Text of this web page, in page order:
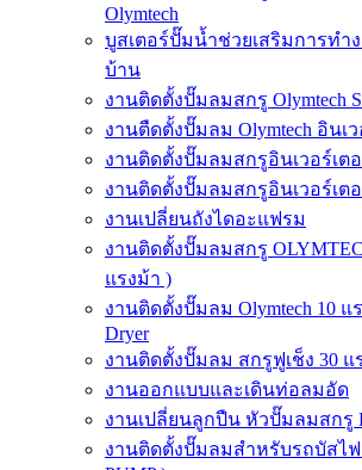
Olymtech
บูสเตอร์ปั๊มน้ำช่วยเสริมการทำ
บ้าน
งานติดตั้งปั๊มลมสกรู Olymtech
งานตืดตั้งปั๊มลม Olymtech อินเ
งานติดตั้งปั๊มลมสกรูอินเวอร์เต
งานติดตั้งปั๊มลมสกรูอินเวอร์เตอ
งานเปลี่ยนถังไดอะแฟรม
งานติดตั้งปั๊มลมสกรู
แรงม้า )
งานติดตั้งปั๊มลม Olymtech 10
Dryer
งานติดตั้งปั๊มลม สกรูฟูเช็ง 30 แ
งานออกแบบและเดินท่อลมอัด
งานเปลี่ยนลูกปืน หัวปั๊มลมสกรู
งานติดตั้งปั๊มลมสำหรับรถบัสไฟ